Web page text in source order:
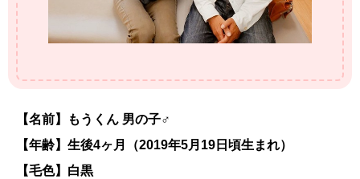
【名前】もうくん 男の子♂
【年齢】生後4ヶ月（2019年5月19日頃生まれ）
【毛色】白黒